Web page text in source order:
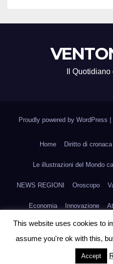
Il
Proudly powered by WordPress |
Home Diritto di cronaca
Le illustrazioni del Mondo
NEWS REGIONI Oroscopo
Economia Innovazione
Scienza e Medicina Fashion
This website uses cookies to
assume you're ok with this,
Accept